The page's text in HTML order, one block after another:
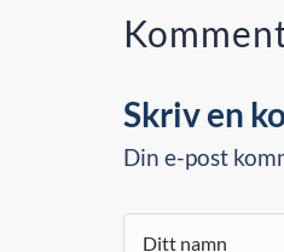
Skriv en
Din e-post